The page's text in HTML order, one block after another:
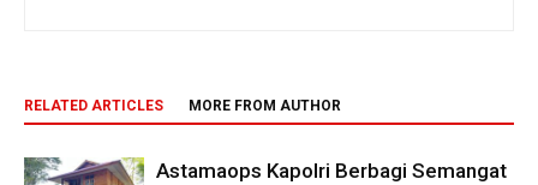
RELATED ARTICLES MORE FROM AUTHOR
Astamaops Kapolri Berbagi Semangat